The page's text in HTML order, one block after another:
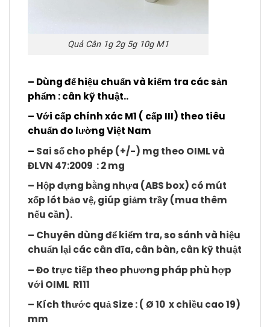
Quả Cân 1g 2g 5g 10g M1
– Dùng để hiệu chuẩn và kiểm tra các sản
phẩm : cân kỹ thuật..
– Với cấp chính xác M1 ( cấp III) theo tiêu
chuẩn đo lường Việt Nam
– Sai số cho phép (+/-) mg theo OIML và
ĐLVN 47:2009 : 2 mg
– Hộp đựng bằng nhựa (ABS box) có mút
xốp lót bảo vệ, giúp giảm trầy (mua thêm
nếu cần).
– Chuyên dùng để kiểm tra, so sánh và hiệu
chuẩn lại các cân đĩa, cân bàn, cân kỹ thuật
– Đo trực tiếp theo phương pháp phù hợp
với OIML R111
– Kích thước quả Size : ( Ø 10 x chiều cao 19)
mm